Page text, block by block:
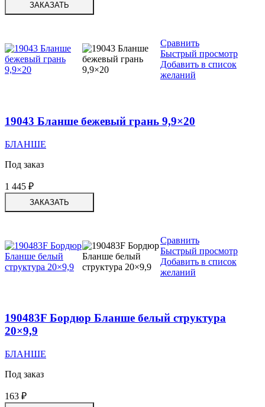
ЗАКАЗАТЬ
Сравнить
Быстрый просмотр
Добавить в список
желаний
19043 Бланше бежевый грань 9,9×20
БЛАНШЕ
Под заказ
1 445 ₽
ЗАКАЗАТЬ
Сравнить
Быстрый просмотр
Добавить в список
желаний
190483F Бордюр Бланше белый структура
20×9,9
БЛАНШЕ
Под заказ
163 ₽